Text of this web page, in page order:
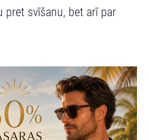
pret svīšanu, bet arī par